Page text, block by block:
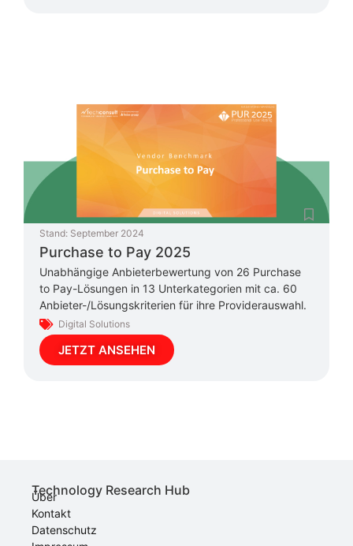
Stand: September 2024
Purchase to Pay 2025
Unabhängige Anbieterbewertung von 26 Purchase
to Pay-Lösungen in 13 Unterkategorien mit ca. 60
Anbieter-/Lösungskriterien für ihre Providerauswahl.
Digital Solutions
JETZT ANSEHEN
Technology Research Hub
Über
Kontakt
Datenschutz